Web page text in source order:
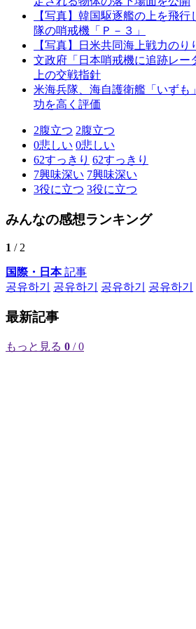
【写真】韓国駆逐艦の上を飛
隊の哨戒機「Ｐ－３」
【写真】日米共同海上戦力のり
文政府「日本哨戒機に追跡レ
上の交戦指針
米海兵隊、海自護衛艦「いずも
功を高く評価
2腹立つ 2腹立つ
0悲しい 0悲しい
62すっきり 62すっきり
7興味深い 7興味深い
3役に立つ 3役に立つ
みんなの感想ランキング
1 / 2
国際・日本記事
공유하기
공유하기 공유하기 공유하기
最新記事
もっと見る 0 / 0